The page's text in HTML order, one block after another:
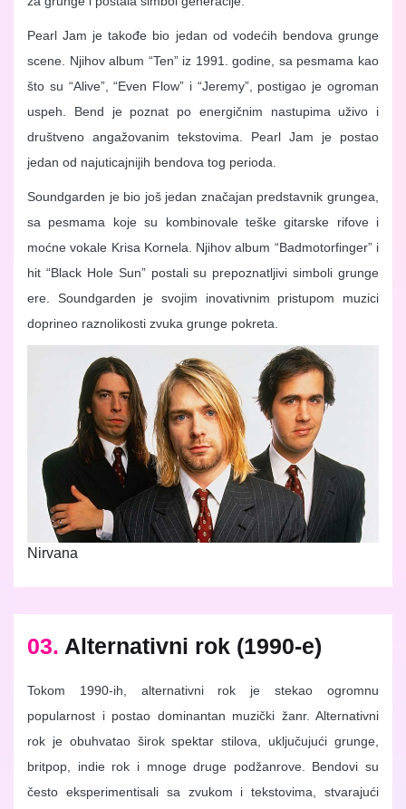
Pearl Jam je takođe bio jedan od vodećih bendova grunge
scene. Njihov album “Ten” iz 1991. godine, sa pesmama kao
što su “Alive”, “Even Flow” i “Jeremy”, postigao je ogroman
uspeh. Bend je poznat po energičnim nastupima uživo i
društveno angažovanim tekstovima. Pearl Jam je postao
jedan od najuticajnijih bendova tog perioda.
Soundgarden je bio još jedan značajan predstavnik grungea,
sa pesmama koje su kombinovale teške gitarske rifove i
moćne vokale Krisa Kornela. Njihov album “Badmotorfinger” i
hit “Black Hole Sun” postali su prepoznatljivi simboli grunge
ere. Soundgarden je svojim inovativnim pristupom muzici
doprineo raznolikosti zvuka grunge pokreta.
Nirvana
03. Alternativni rok (1990-e)
Tokom 1990-ih, alternativni rok je stekao ogromnu
popularnost i postao dominantan muzički žanr. Alternativni
rok je obuhvatao širok spektar stilova, uključujući grunge,
britpop, indie rok i mnoge druge podžanrove. Bendovi su
često eksperimentisali sa zvukom i tekstovima, stvarajući